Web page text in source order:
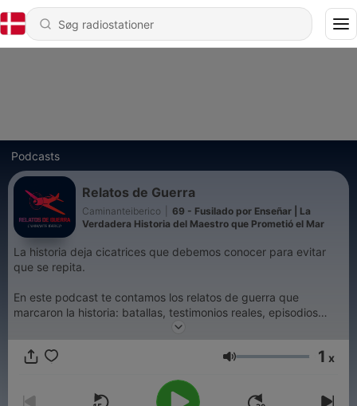
Podcasts
Relatos de Guerra
Caminanteiberico
69 - Fusilado por Enseñar | La
Verdadera Historia del Maestro que Prometió el Mar
La historia deja cicatrices que debemos conocer para evitar
que se repita.
En este podcast te contamos los relatos de guerra que
marcaron la historia: batallas, testimonios reales, episodios
olvidados y voces silenciadas por el paso del tiempo.
Con una narración envolvente y un enfoque humano, te
habitamos, sin ruido ni glorificación: solo memoria.
Lydstyrke 1 x